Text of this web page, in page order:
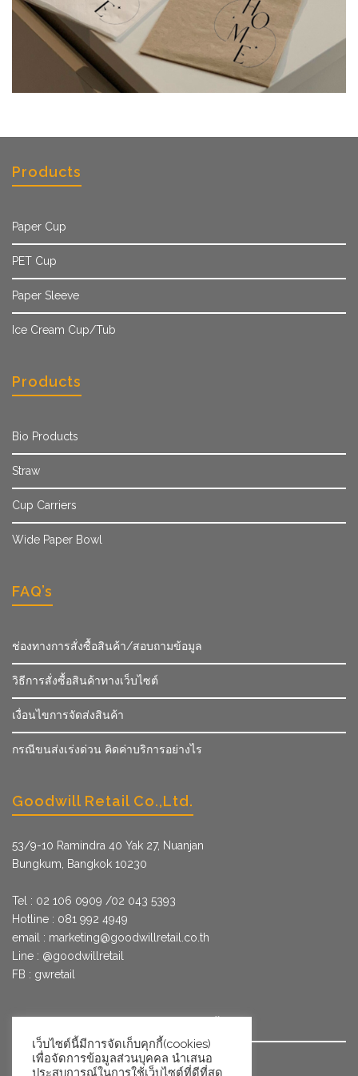
Products
Paper Cup
PET Cup
Paper Sleeve
Ice Cream Cup/Tub
Products
Bio Products
Straw
Cup Carriers
Wide Paper Bowl
FAQ’s
ช่องทางการสั่งซื้อสินค้า/สอบถามข้อมูล
วิธีการสั่งซื้อสินค้าทางเว็บไซต์
เงื่อนไขการจัดส่งสินค้า
กรณีขนส่งเร่งด่วน คิดค่าบริการอย่างไร
Goodwill Retail Co.,Ltd.
53/9­-10 Ramindra 40 Yak 27, Nuanjan
Bungkum, Bangkok 10230
Tel : 02 106 0909 /02 043 5393
Hotline : 081 992 4949
email : marketing@goodwillretail.co.th
Line : @goodwillretail
FB : gwretail
นโยบายข้อมูลส่วนบุคคล
เว็บไซต์นี้มีการจัดเก็บคุกกี้(cookies)
เพื่อจัดการข้อมูลส่วนบุคคล นำเสนอ
ประสบการณ์ในการใช้เว็บไซต์ที่ดีที่สุด